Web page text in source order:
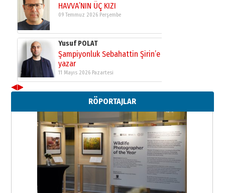
HAVVA’NIN ÜÇ KIZI
09 Temmuz 2026 Perşembe
Yusuf POLAT
Şampiyonluk Sebahattin Şirin’e
yazar
11 Mayıs 2026 Pazartesi
Neşat YALÇIN
Paranın Aile Kültüründeki Yeri
03 Ağustos 2026 Pazartesi
Yıldırım Gündoğdu
HAVVA’NIN ÜÇ KIZI
09 Temmuz 2026 Perşembe
Yusuf POLAT
◀▶
RÖPORTAJLAR